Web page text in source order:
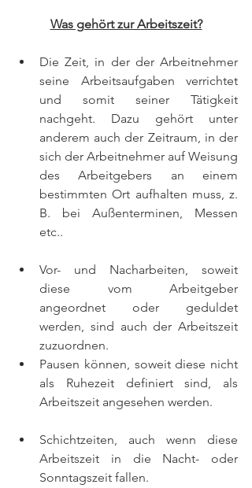
Was gehört zur Arbeitszeit?
Die Zeit, in der der Arbeitnehmer
seine Arbeitsaufgaben verrichtet
und somit seiner Tätigkeit
nachgeht. Dazu gehört unter
anderem auch der Zeitraum, in der
sich der Arbeitnehmer auf Weisung
des Arbeitgebers an einem
bestimmten Ort aufhalten muss, z.
B. bei Außenterminen, Messen
etc..
Vor- und Nacharbeiten, soweit
diese vom Arbeitgeber
angeordnet oder geduldet
werden, sind auch der Arbeitszeit
zuzuordnen.
Pausen können, soweit diese nicht
als Ruhezeit definiert sind, als
Arbeitszeit angesehen werden.
Schichtzeiten, auch wenn diese
Arbeitszeit in die Nacht- oder
Sonntagszeit fallen.